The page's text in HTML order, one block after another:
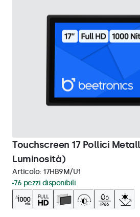
Touchscreen 17 Pollici
Luminosità)
Articolo: 17HB9M/U1
76 pezzi disponibili